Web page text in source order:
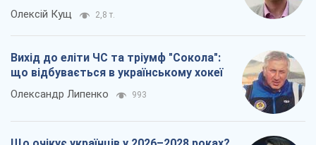
Олексій Кущ 2,8 т.
Вихід до еліти ЧС та тріумф "Сокола":
що відбувається в українському хокеї
Олександр Липенко 993